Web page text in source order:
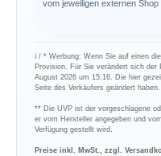
vom jeweiligen externen
ℹ︎ / * Werbung: Wenn Sie auf einen
Provision. Für Sie verändert sich
August 2026 um 15:16. Die hier
Seite des Verkäufers geändert
** Die UVP ist der vorgeschlagene
er vom Hersteller angegeben und
Verfügung gestellt wird.
Preise inkl. MwSt., zzgl.